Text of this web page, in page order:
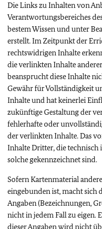
Die Links zu Inhalten von
Verantwortungsbereiches
bestem Wissen und unter
erstellt. Im Zeitpunkt der
rechtswidrigen Inhalte
die verlinkten Inhalte
beansprucht diese Inhalte
Gewähr für Vollständigkeit
Inhalte und hat keinerlei
zukünftige Gestaltung der
fehlerhafte oder
der verlinkten Inhalte. Das
Inhalte Dritter, die technisch
solche gekennzeichnet sind.
Sofern Kartenmaterial
eingebunden ist, macht sich
Angaben (Bezeichnungen,
nicht in jedem Fall zu eigen.
dieser Angaben wird nicht